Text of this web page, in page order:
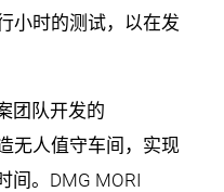
小时的测试，以在发
团队开发的
无人值守车间，实现
间。DMG MORI